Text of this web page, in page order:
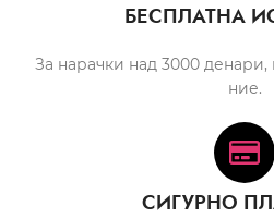
БЕСПЛАТНА
За нарачки над 3000 денари,
ние.
СИГУРНО